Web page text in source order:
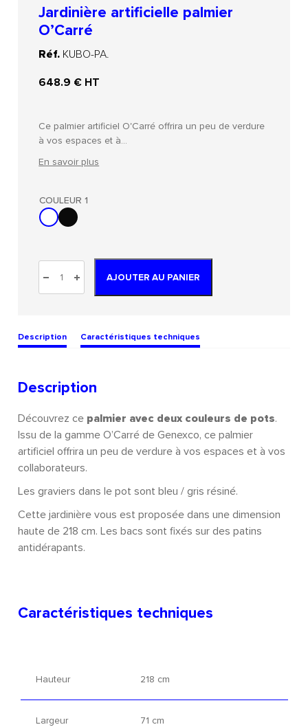
Jardinière artificielle palmier
O’Carré
Réf. KUBO-PA.
648.9 € HT
Ce palmier artificiel O'Carré offrira un peu de verdure
à vos espaces et à…
En savoir plus
COULEUR 1
AJOUTER AU PANIER
Description Caractéristiques techniques
Description
Découvrez ce palmier avec deux couleurs de pots.
Issu de la gamme O’Carré de Genexco, ce palmier
artificiel offrira un peu de verdure à vos espaces et à vos
collaborateurs.
Les graviers dans le pot sont bleu / gris résiné.
Cette jardinière vous est proposée dans une dimension
haute de 218 cm. Les bacs sont fixés sur des patins
antidérapants.
Caractéristiques techniques
Hauteur 218 cm
Largeur 71 cm